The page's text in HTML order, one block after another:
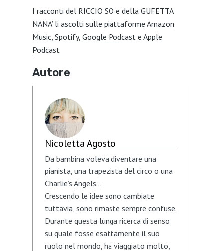
I racconti del RICCIO SO e della GUFETTA
NANA’ li ascolti sulle piattaforme Amazon
Music, Spotify, Google Podcaste Apple
Podcast
Autore
Nicoletta Agosto
Da bambina voleva diventare una
pianista, una trapezista del circo o una
Charlie’s Angels...
Crescendo le idee sono cambiate
tuttavia, sono rimaste sempre confuse.
Durante questa lunga ricerca di senso
su quale fosse esattamente il suo
ruolo nel mondo, ha viaggiato molto,